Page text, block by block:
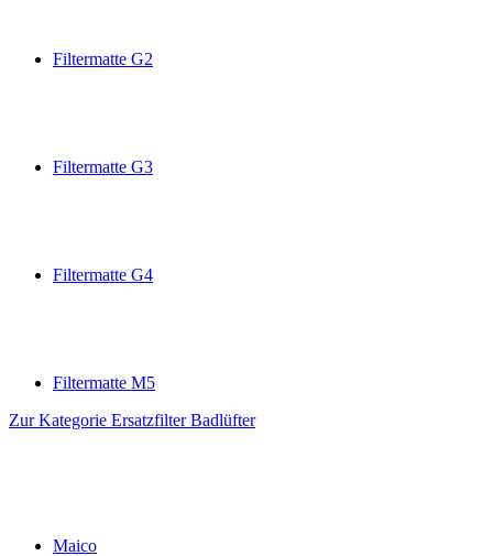
Filtermatte G2
Filtermatte G3
Filtermatte G4
Filtermatte M5
Zur Kategorie Ersatzfilter Badlüfter
Maico